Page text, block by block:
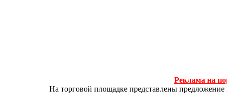
Реклама на
На торговой площадке представлены